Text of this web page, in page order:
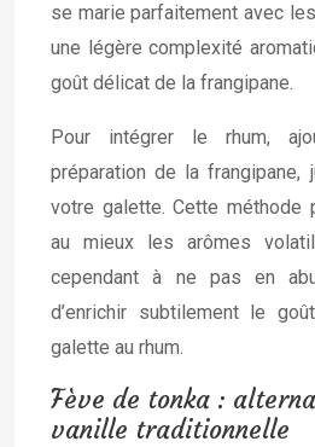
se marie parfaitement avec
une légère complexité
goût délicat de la frangipane.
Pour intégrer le rhum,
préparation de la frangipane,
votre galette. Cette méthode
au mieux les arômes
cependant à ne pas en
d’enrichir subtilement le
galette au rhum.
Fève de tonka :
vanille traditionnelle